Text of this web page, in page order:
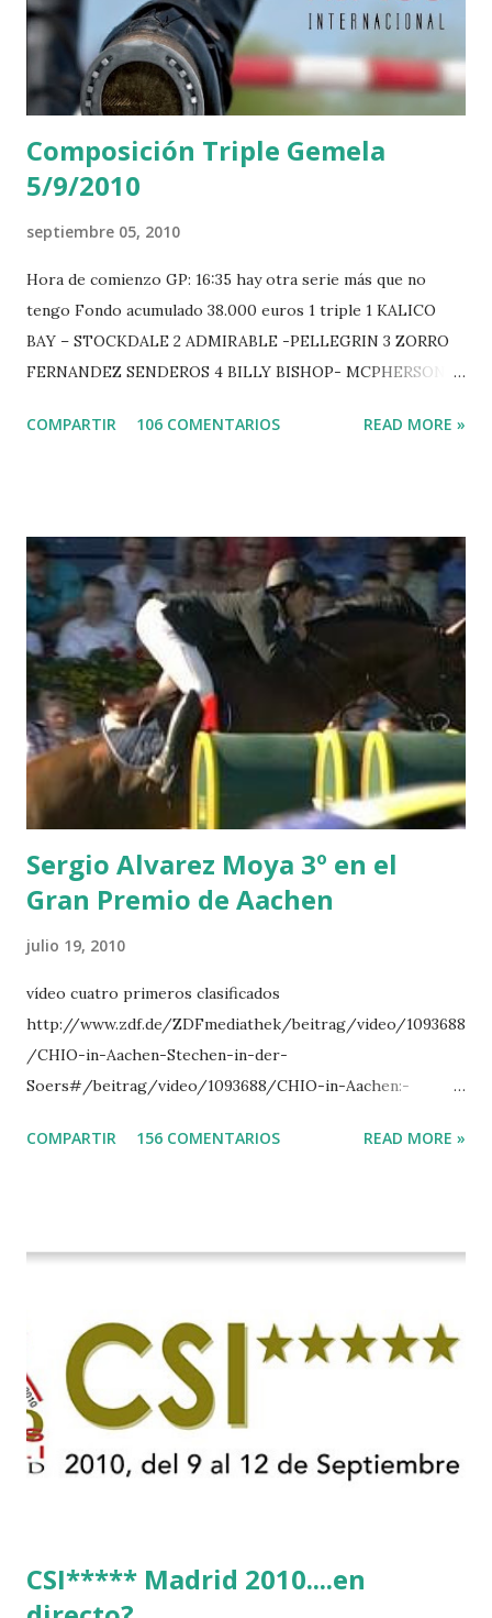
Composición Triple Gemela
5/9/2010
septiembre 05, 2010
Hora de comienzo GP: 16:35 hay otra serie más que no
tengo Fondo acumulado 38.000 euros 1 triple 1 KALICO
BAY – STOCKDALE 2 ADMIRABLE -PELLEGRIN 3 ZORRO
FERNANDEZ SENDEROS 4 BILLY BISHOP- MCPHERSON 5
-EPAILLARD 7 GIG AMAI M WHITAKER 8 SILVANA DU
POWER - MILLAR 5 ARMANIE -VOORN 6 QUERLYBET
HERO -LEJAUNE 7 MO CHROI - O’BRIEN 8 CARMENA Z -
BREEN 9 JALLA DE GAVIERE -RAMZY AL DUHAMI 10
NOVEL -PHILIPPAERTS 3 triple 1 LATE NIGHT -LEVY 2 K
CLUB LADY -O’CONNOR 3 QUICK STUDY - HOUGH 4
LORENZO -AHLMANN 5 L’ESPOIR -GULLIKSEN 6
TOPINAMBOUR -LEPREVOST 7 WISCONSIN 111 -MOYA 8
INTERTOY Z - BRASH 9 HERALD –CORDON 10 SELDANA
DI CAMPALTO -SHARBATLY Vuelta Triunfal... el ganador
del Gran Premio en su vuelta de honor
COMPARTIR 106 COMENTARIOS READ MORE »
Sergio Alvarez Moya 3º en el
Gran Premio de Aachen
julio 19, 2010
vídeo cuatro primeros clasificados
http://www.zdf.de/ZDFmediathek/beitrag/video/1093688
/CHIO-in-Aachen-Stechen-in-der-
Soers#/beitrag/video/1093688/CHIO-in-Aachen:-
COMPARTIR 156 COMENTARIOS READ MORE »
CSI***** Madrid 2010....en